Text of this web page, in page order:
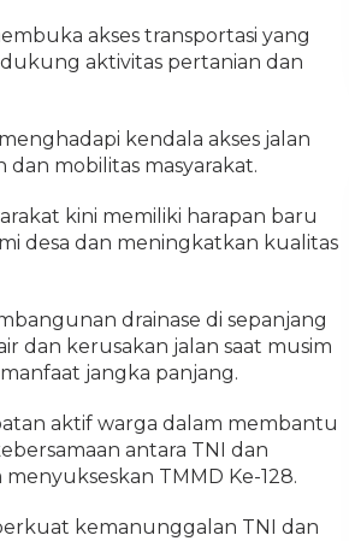
akses transportasi yang
aktivitas pertanian dan
kendala akses jalan
mobilitas masyarakat.
kini memiliki harapan baru
desa dan meningkatkan kualitas
drainase di sepanjang
dan kerusakan jalan saat musim
jangka panjang.
aktif warga dalam membantu
antara TNI dan
TMMD Ke-128.
kemanunggalan TNI dan